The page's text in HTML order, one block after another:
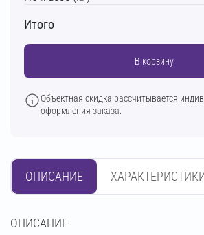
Итого
В корзину
Объектная скидка рассчитывается
оформления заказа.
ОПИСАНИЕ
OПИСАНИЕ